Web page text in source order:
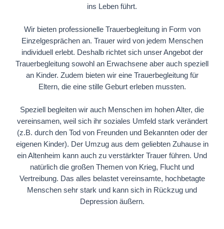
ins Leben führt.
Wir bieten professionelle Trauerbegleitung in Form von
Einzelgesprächen an. Trauer wird von jedem Menschen
individuell erlebt. Deshalb richtet sich unser Angebot der
Trauerbegleitung sowohl an Erwachsene aber auch speziell
an Kinder. Zudem bieten wir eine Trauerbegleitung für
Eltern, die eine stille Geburt erleben mussten.
Speziell begleiten wir auch Menschen im hohen Alter, die
vereinsamen, weil sich ihr soziales Umfeld stark verändert
(z.B. durch den Tod von Freunden und Bekannten oder der
eigenen Kinder). Der Umzug aus dem geliebten Zuhause in
ein Altenheim kann auch zu verstärkter Trauer führen. Und
natürlich die großen Themen von Krieg, Flucht und
Vertreibung. Das alles belastet vereinsamte, hochbetagte
Menschen sehr stark und kann sich in Rückzug und
Depression äußern.